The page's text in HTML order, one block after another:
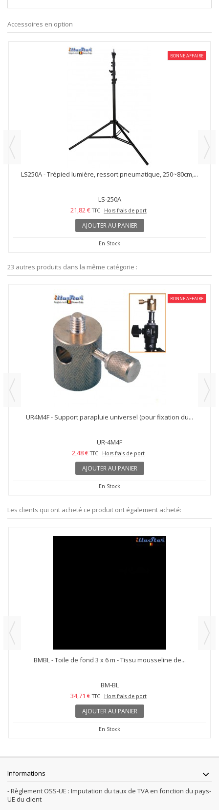
Accessoires en option
BONNE AFFAIRE
LS250A - Trépied lumière, ressort pneumatique, 250~80cm,...
LS-250A
21,82 € TTC Hors frais de port
AJOUTER AU PANIER
En Stock
23 autres produits dans la même catégorie :
BONNE AFFAIRE
UR4M4F - Support parapluie universel (pour fixation du...
UR-4M4F
2,48 € TTC Hors frais de port
AJOUTER AU PANIER
En Stock
Les clients qui ont acheté ce produit ont également acheté:
BMBL - Toile de fond 3 x 6 m - Tissu mousseline de...
BM-BL
34,71 € TTC Hors frais de port
AJOUTER AU PANIER
En Stock
Informations
- Règlement OSS-UE : Imputation du taux de TVA en fonction du pays-
UE du client